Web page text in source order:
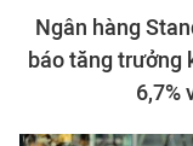
Ngân hàng
báo tăng trưởng
6,7%